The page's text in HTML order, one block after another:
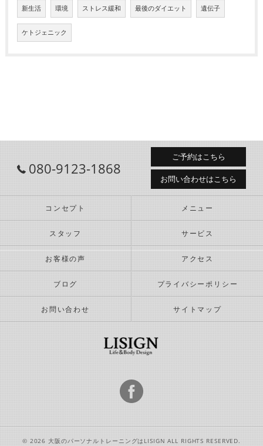
新生活 環境 ストレス緩和 最後のダイエット 遺伝子
ケトジェニック
080-9123-1868
ご予約はこちら
お問い合わせはこちら
コンセプト メニュー
スタッフ サービス
お客様の声 アクセス
ブログ プライバシーポリシー
お問い合わせ サイトマップ
© 2026 大阪のパーソナルトレーニングはLISIGN ALL RIGHTS RESERVED.